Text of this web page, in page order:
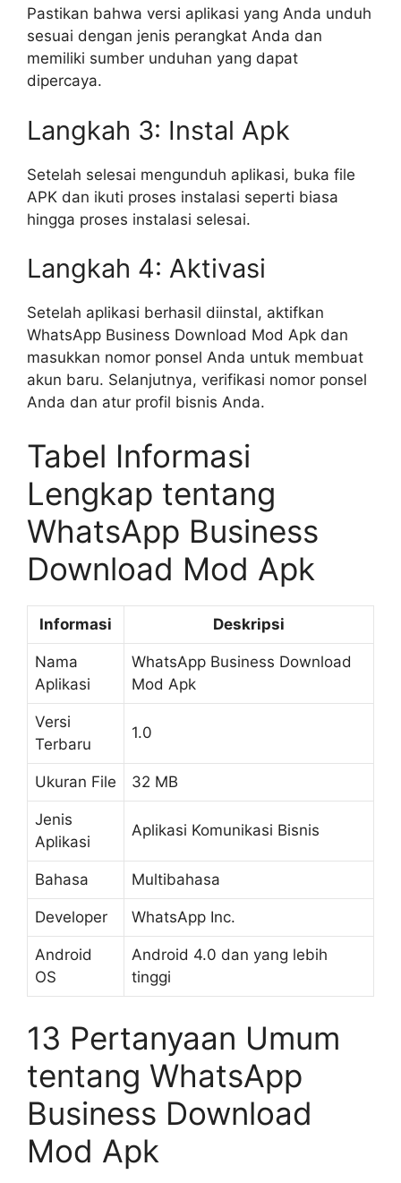
Pastikan bahwa versi aplikasi yang Anda unduh
sesuai dengan jenis perangkat Anda dan
memiliki sumber unduhan yang dapat
dipercaya.
Langkah 3: Instal Apk
Setelah selesai mengunduh aplikasi, buka file
APK dan ikuti proses instalasi seperti biasa
hingga proses instalasi selesai.
Langkah 4: Aktivasi
Setelah aplikasi berhasil diinstal, aktifkan
WhatsApp Business Download Mod Apk dan
masukkan nomor ponsel Anda untuk membuat
akun baru. Selanjutnya, verifikasi nomor ponsel
Anda dan atur profil bisnis Anda.
Tabel Informasi
Lengkap tentang
WhatsApp Business
Download Mod Apk
Informasi Deskripsi
Nama
Aplikasi
WhatsApp Business Download
Mod Apk
Versi
Terbaru
1.0
Ukuran File 32 MB
Jenis
Aplikasi
Aplikasi Komunikasi Bisnis
Bahasa Multibahasa
Developer WhatsApp Inc.
Android
OS
Android 4.0 dan yang lebih
tinggi
13 Pertanyaan Umum
tentang WhatsApp
Business Download
Mod Apk